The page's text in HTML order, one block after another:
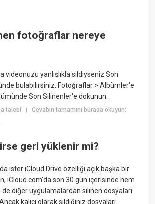
fotoğraflar nereye
videonuzu yanlışlıkla sildiyseniz Son
bulabilirsiniz. Fotoğraflar > Albümler'e
Son Silinenler'e dokunun.
talebi |Cevabın tamamını burada okuyun:
geri yüklenir mi?
ister iCloud Drive özelliği açık başka bir
iCloud.com'da son 30 gün içerisinde hem
de diğer uygulamalardan silinen dosyaları
kalıcı olarak sildiğiniz dosyaları